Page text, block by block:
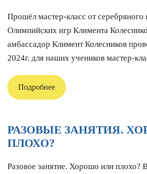
Прошёл мастер-класс от серебряного
Олимпийских игр Климента
амбассадор Климент Колесников
2024г. для наших учеников мастер-
Подробнее
РАЗОВЫЕ ЗАНЯТИЯ.
ПЛОХО?
Разовое занятие. Хорошо или плохо?